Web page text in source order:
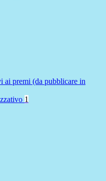
ai premi (da pubblicare in
1